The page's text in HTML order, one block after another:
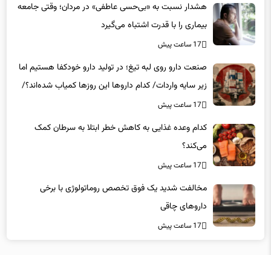
بیماری را با قدرت اشتباه می‌گیرد
17 ساعت پیش
صنعت دارو روی لبه تیغ؛ در تولید دارو خودکفا هستیم اما
زیر سایه واردات/ کدام داروها این روزها کمیاب شده‌اند؟/
«کشور سه ماه ذخیره دارویی دارد»
17 ساعت پیش
کدام وعده غذایی به کاهش خطر ابتلا به سرطان کمک
می‌کند؟
17 ساعت پیش
مخالفت شدید یک فوق تخصص روماتولوژی با برخی
داروهای چاقی
17 ساعت پیش